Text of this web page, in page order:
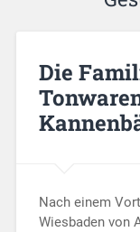
Die
Nach einem
Wiesbaden von